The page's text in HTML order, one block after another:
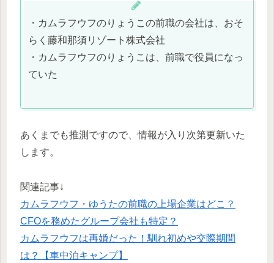
・カムラフウフのりょうこの前職の会社は、おそ
らく藤和那須リゾート株式会社
・カムラフウフのりょうこは、前職で役員になっ
ていた
あくまでも推測ですので、情報が入り次第更新いた
します。
関連記事↓
カムラフウフ・ゆうたの前職の上場企業はどこ？
CFOを務めたグループ会社も特定？
カムラフウフは再婚だった！馴れ初めや交際期間
は？【車中泊キャンプ】